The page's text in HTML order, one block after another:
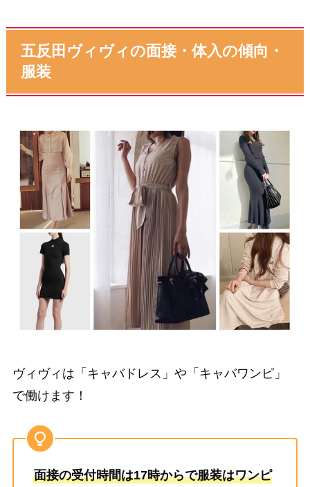
五反田ヴィヴィの面接・体入の傾向・
服装
ヴィヴィは「キャバドレス」や「キャバワンピ」
で働けます！
面接の受付時間は17時からで服装はワンピ